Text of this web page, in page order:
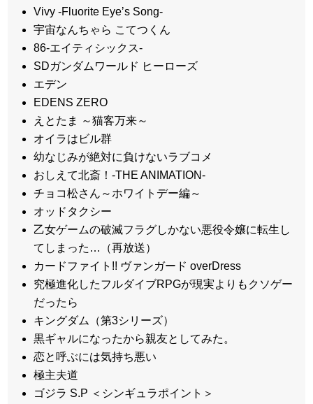
Vivy -Fluorite Eyeʼs Song-
宇宙なんちゃら こてつくん
86-エイティシックス-
SDガンダムワールド ヒーローズ
エデン
EDENS ZERO
えとたま ～猫客万来～
オイラはビル群
幼なじみが絶対に負けないラブコメ
おしえて北斎！‐THE ANIMATION-
チョコ松さん～ホワイトデー編～
オッドタクシー
乙女ゲームの破滅フラグしかない悪役令嬢に転生し
てしまった…（再放送）
カードファイト!! ヴァンガード overDress
究極進化したフルダイブRPGが現実よりもクソゲー
だったら
キングダム（第3シリーズ）
黒ギャルになったから親友としてみた。
恋と呼ぶには気持ち悪い
極主夫道
ゴジラ S.P ＜シンギュラポイント＞